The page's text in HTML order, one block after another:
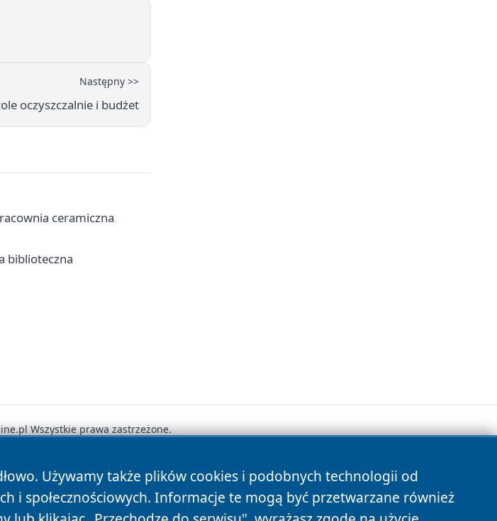
Następny >>
oczyszczalnie i budżet
ceramiczna
biblioteczna
Używamy także plików cookies i podobnych technologii od
i społecznościowych. Informacje te mogą być przetwarzane również
Wszystkie prawa zastrzeżone.
Prywatności Polityka Cookies